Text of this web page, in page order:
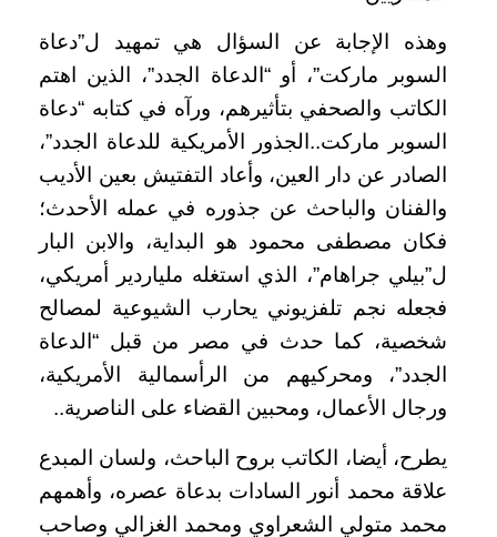
وهذه الإجابة عن السؤال هي تمهيد ل”دعاة
السوبر ماركت”، أو “الدعاة الجدد”، الذين اهتم
الكاتب والصحفي بتأثيرهم، ورآه في كتابه “دعاة
السوبر ماركت..الجذور الأمريكية للدعاة الجدد”،
الصادر عن دار العين، وأعاد التفتيش بعين الأديب
والفنان والباحث عن جذوره في عمله الأحدث؛
فكان مصطفى محمود هو البداية، والابن البار
ل”بيلي جراهام”، الذي استغله ملياردير أمريكي،
فجعله نجم تلفزيوني يحارب الشيوعية لمصالح
شخصية، كما حدث في مصر من قبل “الدعاة
الجدد”، ومحركيهم من الرأسمالية الأمريكية،
ورجال الأعمال، ومحبين القضاء على الناصرية..
يطرح، أيضا، الكاتب بروح الباحث، ولسان المبدع
علاقة محمد أنور السادات بدعاة عصره، وأهمهم
محمد متولي الشعراوي ومحمد الغزالي وصاحب